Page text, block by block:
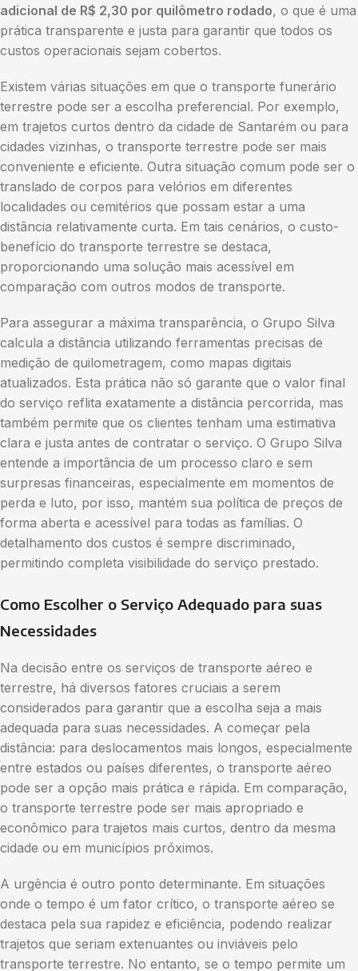
adicional de R$ 2,30 por quilômetro rodado, o que é uma
prática transparente e justa para garantir que todos os
custos operacionais sejam cobertos.
Existem várias situações em que o transporte funerário
terrestre pode ser a escolha preferencial. Por exemplo,
em trajetos curtos dentro da cidade de Santarém ou para
cidades vizinhas, o transporte terrestre pode ser mais
conveniente e eficiente. Outra situação comum pode ser o
translado de corpos para velórios em diferentes
localidades ou cemitérios que possam estar a uma
distância relativamente curta. Em tais cenários, o custo-
benefício do transporte terrestre se destaca,
proporcionando uma solução mais acessível em
comparação com outros modos de transporte.
Para assegurar a máxima transparência, o Grupo Silva
calcula a distância utilizando ferramentas precisas de
medição de quilometragem, como mapas digitais
atualizados. Esta prática não só garante que o valor final
do serviço reflita exatamente a distância percorrida, mas
também permite que os clientes tenham uma estimativa
clara e justa antes de contratar o serviço. O Grupo Silva
entende a importância de um processo claro e sem
surpresas financeiras, especialmente em momentos de
perda e luto, por isso, mantém sua política de preços de
forma aberta e acessível para todas as famílias. O
detalhamento dos custos é sempre discriminado,
permitindo completa visibilidade do serviço prestado.
Como Escolher o Serviço Adequado para suas
Necessidades
Na decisão entre os serviços de transporte aéreo e
terrestre, há diversos fatores cruciais a serem
considerados para garantir que a escolha seja a mais
adequada para suas necessidades. A começar pela
distância: para deslocamentos mais longos, especialmente
entre estados ou países diferentes, o transporte aéreo
pode ser a opção mais prática e rápida. Em comparação,
o transporte terrestre pode ser mais apropriado e
econômico para trajetos mais curtos, dentro da mesma
cidade ou em municípios próximos.
A urgência é outro ponto determinante. Em situações
onde o tempo é um fator crítico, o transporte aéreo se
destaca pela sua rapidez e eficiência, podendo realizar
trajetos que seriam extenuantes ou inviáveis pelo
transporte terrestre. No entanto, se o tempo permite um